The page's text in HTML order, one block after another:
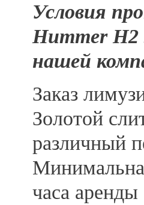
Условия
Hummer
нашей
Заказ
Золотой
различный
часа